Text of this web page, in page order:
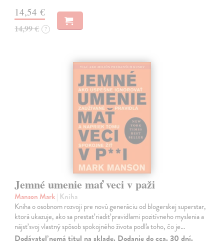
14,54 €
14,99 € ?
Jemné umenie mať veci v paži
Manson Mark| Kniha
Kniha o osobnom rozvoji pre novú generáciu od blogerskej superstar,
ktorá ukazuje, ako sa prestať riadiť pravidlami pozitívneho myslenia a
nájsť svoj vlastný spôsob spokojného života podľa toho, čo je…
Dodávateľ nemá titul na sklade. Dodanie do cca. 30 dní.